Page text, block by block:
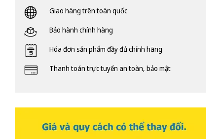
Giao hàng trên toàn quốc
Bảo hành chính hàng
Hóa đơn sản phẩm đầy đủ chính hãng
Thanh toán trực tuyến an toàn, bảo mật